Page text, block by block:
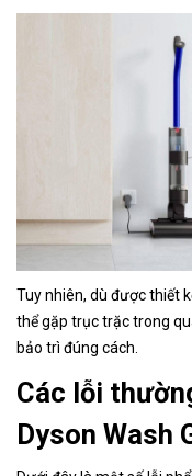
Tuy nhiên, dù được thiết
thể gặp trục trặc trong
bảo trì đúng cách.
Các lỗi
Dyson Wash